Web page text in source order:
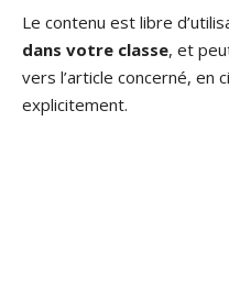
Le contenu est libre
dans votre classe, et
vers l’article concerné, en
explicitement.